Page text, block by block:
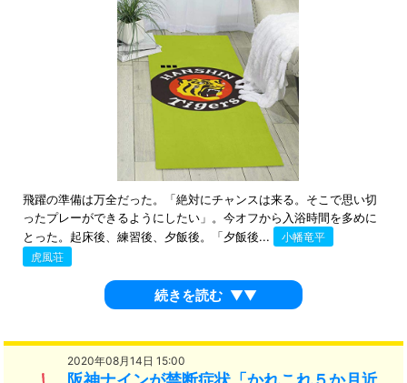
飛躍の準備は万全だった。「絶対にチャンスは来る。そこで思い切
ったプレーができるようにしたい」。今オフから入浴時間を多めに
とった。起床後、練習後、夕飯後。「夕飯後...
小幡竜平
虎風荘
続きを読む ▼▼
2020年08月14日 15:00